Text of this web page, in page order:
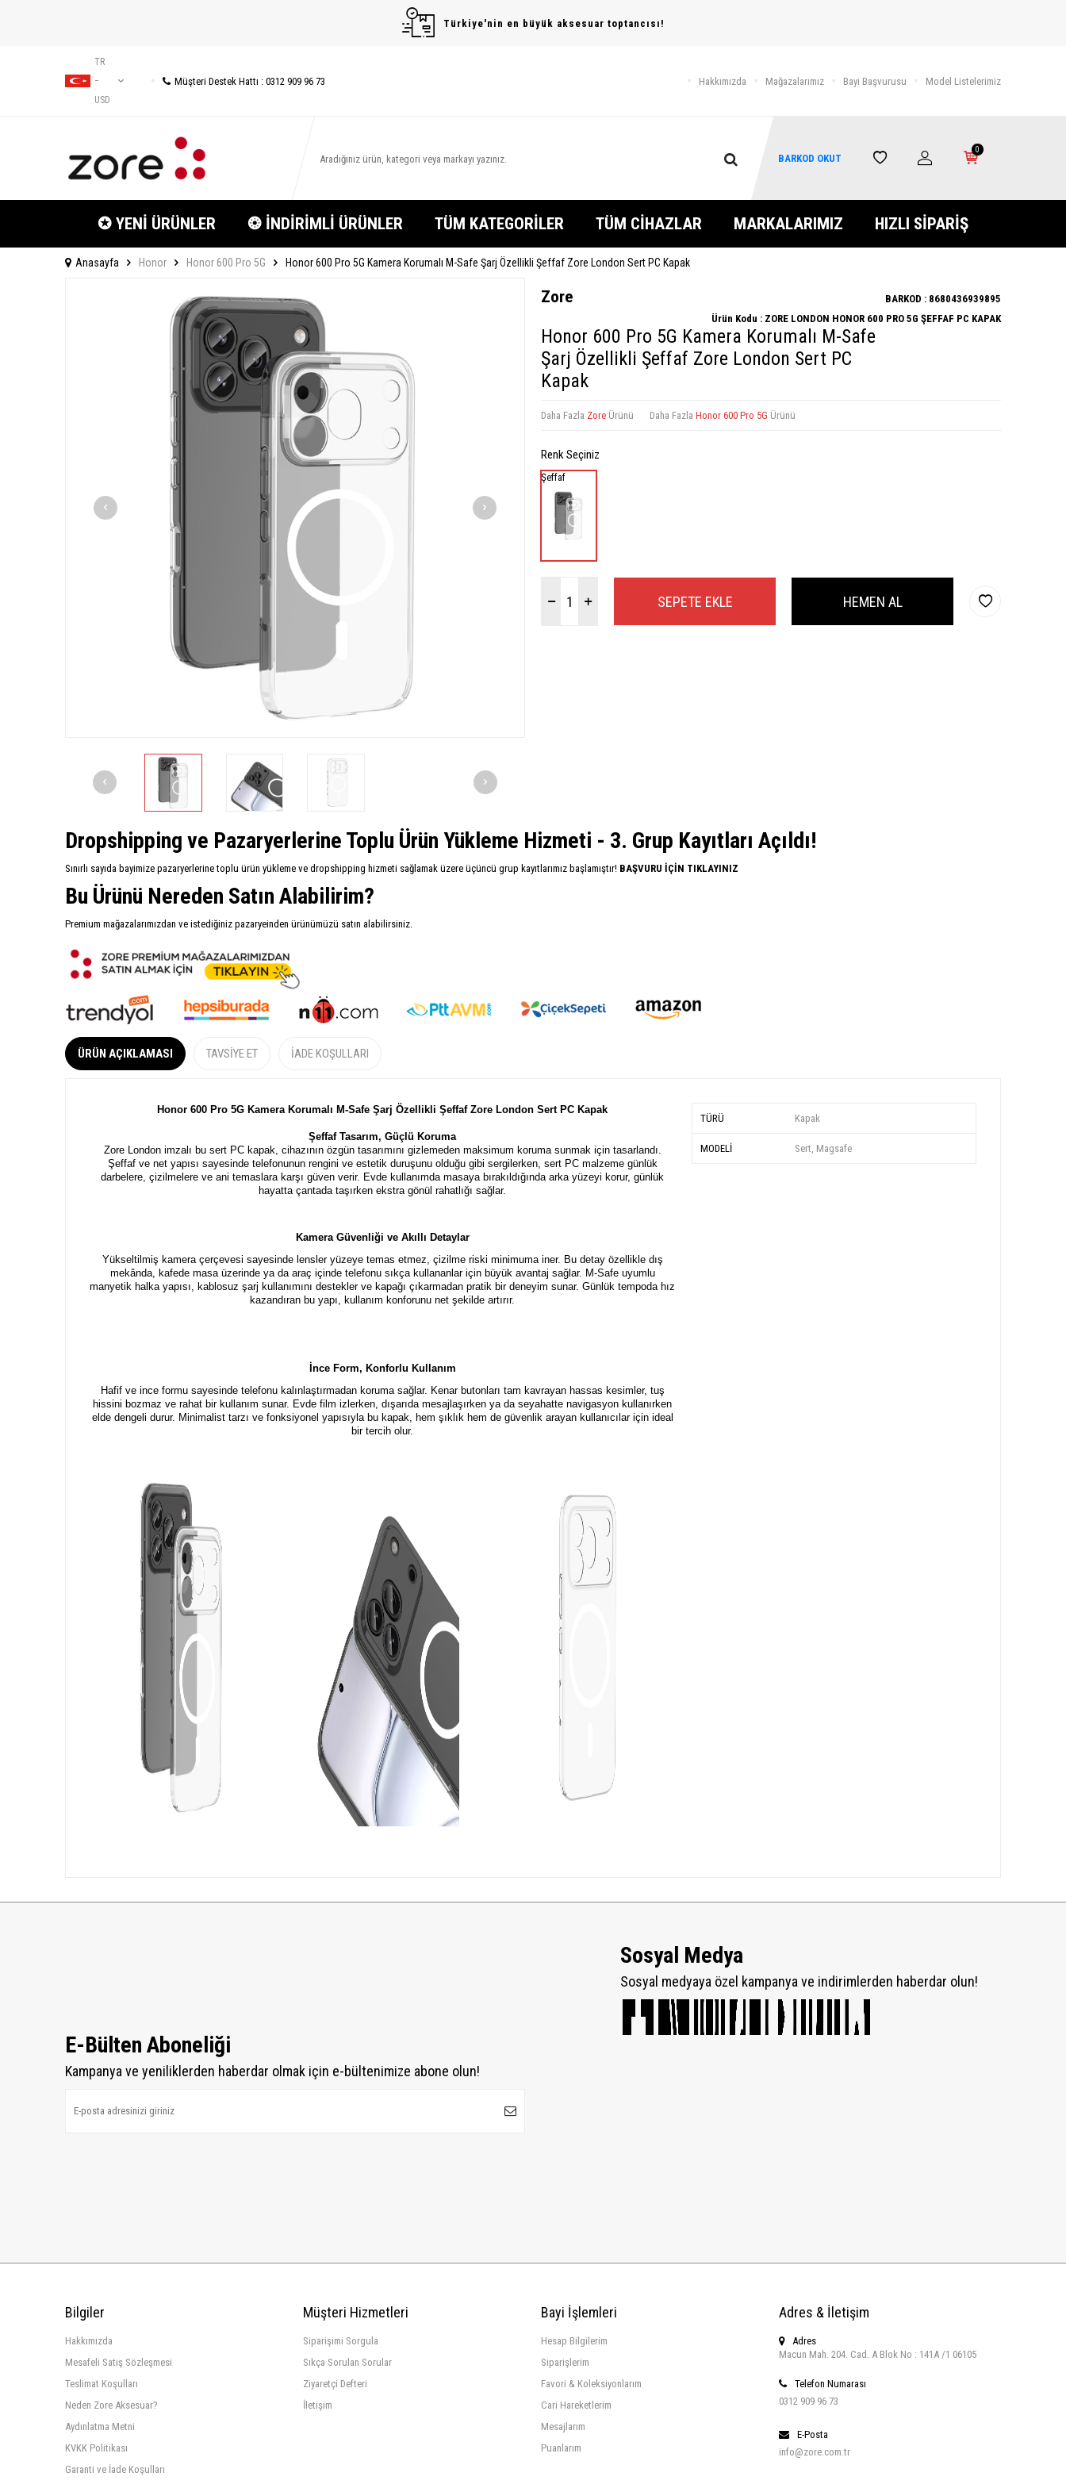
Türkiye'nin en büyük aksesuar toptancısı!
TR
−
USD
Müşteri Destek Hattı : 0312 909 96 73 Hakkımızda Mağazalarımız Bayi Başvurusu Model Listelerimiz
BARKOD OKUT
0
✪ YENİ ÜRÜNLER ❂ İNDİRİMLİ ÜRÜNLER TÜM KATEGORİLER TÜM CİHAZLAR MARKALARIMIZ HIZLI SİPARİŞ
Anasayfa Honor Honor 600 Pro 5G Honor 600 Pro 5G Kamera Korumalı M-Safe Şarj Özellikli Şeffaf Zore London Sert PC Kapak
Zore BARKOD : 8680436939895
Ürün Kodu : ZORE LONDON HONOR 600 PRO 5G ŞEFFAF PC KAPAK
Honor 600 Pro 5G Kamera Korumalı M-Safe
Şarj Özellikli Şeffaf Zore London Sert PC
Kapak
Daha Fazla Zore Ürünü Daha Fazla Honor 600 Pro 5G Ürünü
Renk Seçiniz
Şeffaf
SEPETE EKLE HEMEN AL
Dropshipping ve Pazaryerlerine Toplu Ürün Yükleme Hizmeti - 3. Grup Kayıtları Açıldı!
Sınırlı sayıda bayimize pazaryerlerine toplu ürün yükleme ve dropshipping hizmeti sağlamak üzere üçüncü grup kayıtlarımız başlamıştır! BAŞVURU İÇİN TIKLAYINIZ
Bu Ürünü Nereden Satın Alabilirim?
Premium mağazalarımızdan ve istediğiniz pazaryeinden ürünümüzü satın alabilirsiniz.
ÜRÜN AÇIKLAMASI TAVSIYE ET İADE KOŞULLARI
Honor 600 Pro 5G Kamera Korumalı M-Safe Şarj Özellikli Şeffaf Zore London Sert PC Kapak
Şeffaf Tasarım, Güçlü Koruma
Zore London imzalı bu sert PC kapak, cihazının özgün tasarımını gizlemeden maksimum koruma sunmak için tasarlandı.
Şeffaf ve net yapısı sayesinde telefonunun rengini ve estetik duruşunu olduğu gibi sergilerken, sert PC malzeme günlük
darbelere, çizilmelere ve ani temaslara karşı güven verir. Evde kullanımda masaya bırakıldığında arka yüzeyi korur, günlük
hayatta çantada taşırken ekstra gönül rahatlığı sağlar.
Kamera Güvenliği ve Akıllı Detaylar
Yükseltilmiş kamera çerçevesi sayesinde lensler yüzeye temas etmez, çizilme riski minimuma iner. Bu detay özellikle dış
mekânda, kafede masa üzerinde ya da araç içinde telefonu sıkça kullananlar için büyük avantaj sağlar. M-Safe uyumlu
manyetik halka yapısı, kablosuz şarj kullanımını destekler ve kapağı çıkarmadan pratik bir deneyim sunar. Günlük tempoda hız
kazandıran bu yapı, kullanım konforunu net şekilde artırır.
İnce Form, Konforlu Kullanım
Hafif ve ince formu sayesinde telefonu kalınlaştırmadan koruma sağlar. Kenar butonları tam kavrayan hassas kesimler, tuş
hissini bozmaz ve rahat bir kullanım sunar. Evde film izlerken, dışarıda mesajlaşırken ya da seyahatte navigasyon kullanırken
elde dengeli durur. Minimalist tarzı ve fonksiyonel yapısıyla bu kapak, hem şıklık hem de güvenlik arayan kullanıcılar için ideal
bir tercih olur.
TÜRÜ Kapak
MODELİ Sert, Magsafe
E-Bülten Aboneliği
Kampanya ve yeniliklerden haberdar olmak için e-bültenimize abone olun!
Sosyal Medya
Sosyal medyaya özel kampanya ve indirimlerden haberdar olun!
Bilgiler
Hakkımızda
Mesafeli Satış Sözleşmesi
Teslimat Koşulları
Neden Zore Aksesuar?
Aydınlatma Metni
KVKK Politikası
Garanti ve İade Koşulları
Müşteri Hizmetleri
Siparişimi Sorgula
Sıkça Sorulan Sorular
Ziyaretçi Defteri
İletişim
Bayi İşlemleri
Hesap Bilgilerim
Siparişlerim
Favori & Koleksiyonlarım
Cari Hareketlerim
Mesajlarım
Puanlarım
Adres & İletişim
Adres
Macun Mah. 204. Cad. A Blok No : 141A /1 06105
Telefon Numarası
0312 909 96 73
E-Posta
info@zore.com.tr